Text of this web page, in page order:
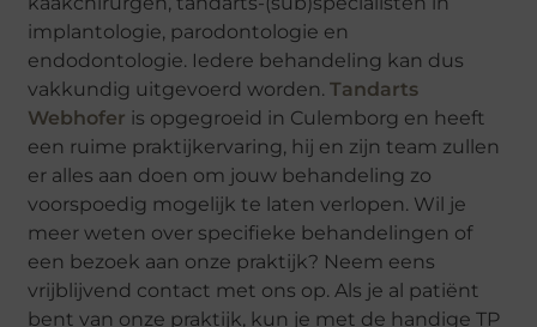
implantologie, parodontologie en
endodontologie. Iedere behandeling kan dus
vakkundig uitgevoerd worden.Tandarts
Webhofer is opgegroeid in Culemborg en heeft
een ruime praktijkervaring, hij en zijn team zullen
er alles aan doen om jouw behandeling zo
voorspoedig mogelijk te laten verlopen. Wil je
meer weten over specifieke behandelingen of
een bezoek aan onze praktijk? Neem eens
vrijblijvend contact met ons op. Als je al patiënt
bent van onze praktijk, kun je met de handige TP